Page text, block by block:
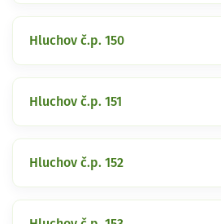
Hluchov č.p. 150
Hluchov č.p. 151
Hluchov č.p. 152